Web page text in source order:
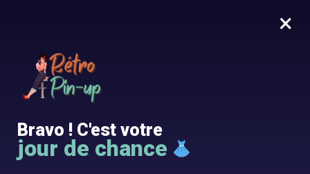
0
10% offert avec le code RÉTRO10
Accueil / Robe Pin Up /
×
Bravo ! C'est votre
jour de chance